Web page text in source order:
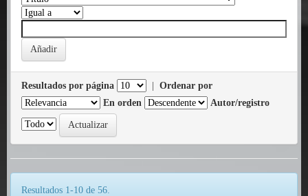
Resultados por página
Ordenar por
En orden
Autor/registro
Resultados 1-10 de 56.